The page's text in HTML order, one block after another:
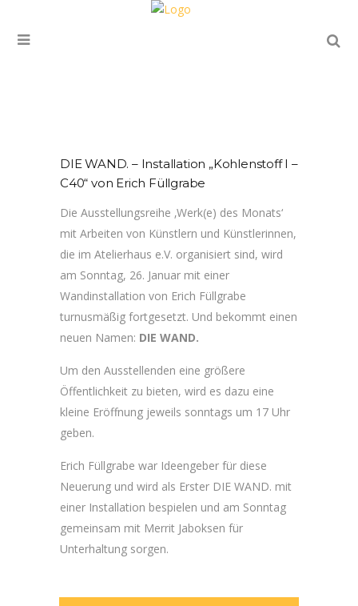
DIE WAND. – Installation „Kohlenstoff I –
C40“ von Erich Füllgrabe
Die Ausstellungsreihe ‚Werk(e) des Monats‘
mit Arbeiten von Künstlern und Künstlerinnen,
die im Atelierhaus e.V. organisiert sind, wird
am Sonntag, 26. Januar mit einer
Wandinstallation von Erich Füllgrabe
turnusmäßig fortgesetzt. Und bekommt einen
neuen Namen: DIE WAND.
Um den Ausstellenden eine größere
Öffentlichkeit zu bieten, wird es dazu eine
kleine Eröffnung jeweils sonntags um 17 Uhr
geben.
Erich Füllgrabe war Ideengeber für diese
Neuerung und wird als Erster DIE WAND. mit
einer Installation bespielen und am Sonntag
gemeinsam mit Merrit Jaboksen für
Unterhaltung sorgen.